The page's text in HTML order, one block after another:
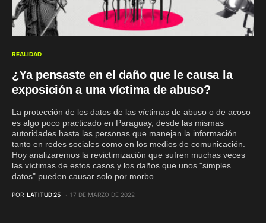
REALIDAD
¿Ya pensaste en el daño que le causa la
exposición a una víctima de abuso?
La protección de los datos de las víctimas de abuso o de acoso
es algo poco practicado en Paraguay, desde las mismas
autoridades hasta las personas que manejan la información
tanto en redes sociales como en los medios de comunicación.
Hoy analizaremos la revictimización que sufren muchas veces
las víctimas de estos casos y los daños que unos "simples
datos" pueden causar solo por morbo.
POR LATITUD 25 17 DE MARZO DE 2022